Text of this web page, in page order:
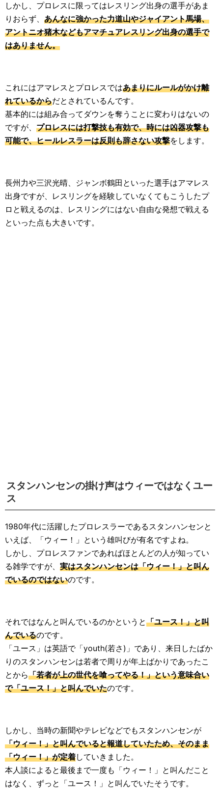
しかし、プロレスに限ってはレスリング出身の選手があま
りおらず、 あんなに強かった力道山やジャイアント馬場、
アントニオ猪木などもアマチュアレスリング出身の選手で
はありません。
これにはアマレスとプロレスではあまりにルールがかけ離
れているからだとされているんです。
基本的には組み合ってダウンを奪うことに変わりはないの
ですが、 プロレスには打撃技も有効で、時には凶器攻撃も
可能で、ヒールレスラーは反則も辞さない攻撃をします。
長州力や三沢光晴、ジャンボ鶴田といった選手はアマレス
出身ですが、レスリングを経験していなくてもこうしたプ
ロと戦えるのは、レスリングにはない自由な発想で戦える
といった点も大きいです。
スタンハンセンの掛け声はウィーではなくユー
ス
1980年代に活躍したプロレスラーであるスタンハンセンと
いえば、「ウィー！」という雄叫びが有名ですよね。
しかし、プロレスファンであればほとんどの人が知ってい
る雑学ですが、 実はスタンハンセンは「ウィー！」と叫ん
でいるのではないのです。
それではなんと叫んでいるのかというと「ユース！」と叫
んでいるのです。
「ユース」は英語で「youth(若さ)」であり、来日したばか
りのスタンハンセンは若者で周りが年上ばかりであったこ
とから「若者が上の世代を喰ってやる！」という意味合い
で「ユース！」と叫んでいたのです。
しかし、当時の新聞やテレビなどでもスタンハンセンが
「ウィー！」と叫んでいると報道していたため、そのまま
「ウィー！」が定着していきました。
本人談によると最後まで一度も「ウィー！」と叫んだこと
はなく、ずっと「ユース！」と叫んでいたそうです。